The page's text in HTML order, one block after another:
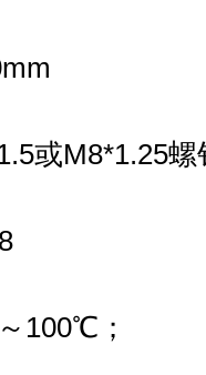
M8*1.25螺
100℃；